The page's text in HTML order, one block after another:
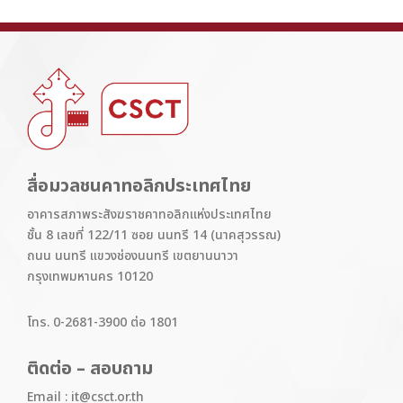
สื่อมวลชนคาทอลิกประเทศไทย
อาคารสภาพระสังฆราชคาทอลิกแห่งประเทศไทย
ชั้น 8 เลขที่ 122/11 ซอย นนทรี 14 (นาคสุวรรณ)
ถนน นนทรี แขวงช่องนนทรี เขตยานนาวา
กรุงเทพมหานคร 10120
โทร. 0-2681-3900 ต่อ 1801
ติดต่อ – สอบถาม
Email : it@csct.or.th